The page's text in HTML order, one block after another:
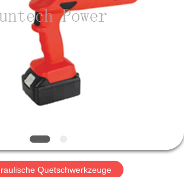
Quetschwerkzeuge